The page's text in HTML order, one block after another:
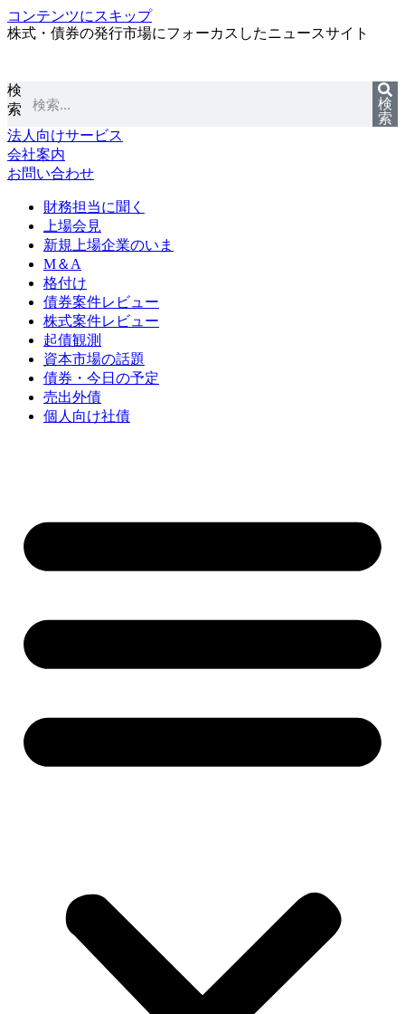
コンテンツにスキップ
株式・債券の発行市場にフォーカスしたニュースサイト
検
索
検
索
法人向けサービス
会社案内
お問い合わせ
財務担当に聞く
上場会見
新規上場企業のいま
M＆A
格付け
債券案件レビュー
株式案件レビュー
起債観測
資本市場の話題
債券・今日の予定
売出外債
個人向け社債